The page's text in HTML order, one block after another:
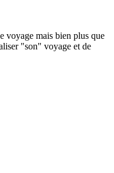
voyage mais bien plus que
"son" voyage et de